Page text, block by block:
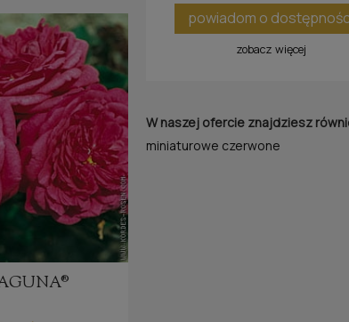
powiadom o
zobacz więcej
W naszej ofercie znajdziesz
miniaturowe czerwone